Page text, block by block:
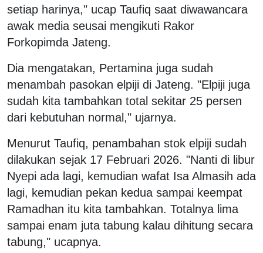
setiap harinya," ucap Taufiq saat diwawancara
awak media seusai mengikuti Rakor
Forkopimda Jateng.
Dia mengatakan, Pertamina juga sudah
menambah pasokan elpiji di Jateng. "Elpiji juga
sudah kita tambahkan total sekitar 25 persen
dari kebutuhan normal," ujarnya.
Menurut Taufiq, penambahan stok elpiji sudah
dilakukan sejak 17 Februari 2026. "Nanti di libur
Nyepi ada lagi, kemudian wafat Isa Almasih ada
lagi, kemudian pekan kedua sampai keempat
Ramadhan itu kita tambahkan. Totalnya lima
sampai enam juta tabung kalau dihitung secara
tabung," ucapnya.